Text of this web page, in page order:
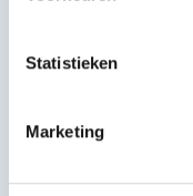
Statistieken
Marketing
hebben altijd
met een blijvend